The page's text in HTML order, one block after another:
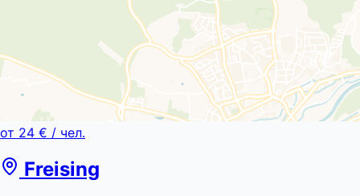
от 24 € / чел.
Freising